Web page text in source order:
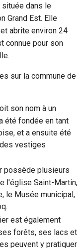
située dans le
Grand Est. Elle
abrite environ 24
connue pour son
sur la commune de
son nom à un
été fondée en tant
et a ensuite été
vestiges
possède plusieurs
l'église Saint-Martin,
le Musée municipal,
est également
forêts, ses lacs et
peuvent y pratiquer